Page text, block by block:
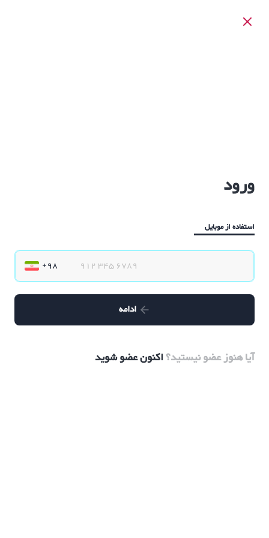
ورود
استفاده از موبایل
ادامه
آیا هنوز عضو نیستید؟اکنون عضو شوید